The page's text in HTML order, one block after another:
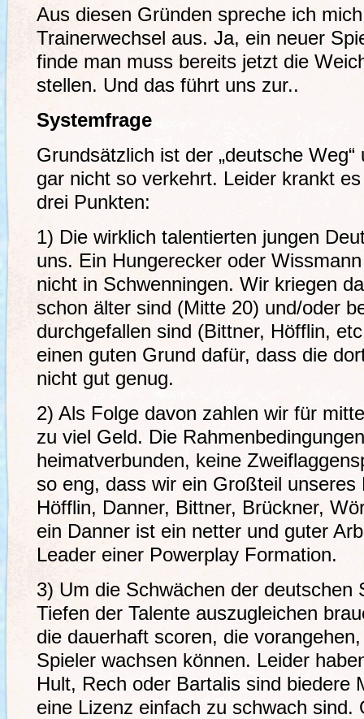
Aus diesen Gründen spreche ich
Trainerwechsel aus. Ja, ein neuer
finde man muss bereits jetzt die
stellen. Und das führt uns zur..
Systemfrage
Grundsätzlich ist der „deutsche Weg“
gar nicht so verkehrt. Leider krankt
drei Punkten:
1) Die wirklich talentierten jungen
uns. Ein Hungerecker oder
nicht in Schwenningen. Wir kriegen
schon älter sind (Mitte 20) und/oder
durchgefallen sind (Bittner, Höfflin,
einen guten Grund dafür, dass die
nicht gut genug.
2) Als Folge davon zahlen wir für
zu viel Geld. Die
heimatverbunden, keine
so eng, dass wir ein Großteil unseres
Höfflin, Danner, Bittner, Brückner,
ein Danner ist ein netter und guter
Leader einer Powerplay Formation.
3) Um die Schwächen der deutschen
Tiefen der Talente auszugleichen
die dauerhaft scoren, die
Spieler wachsen können. Leider
Hult, Rech oder Bartalis sind biedere
eine Lizenz einfach zu schwach sind.